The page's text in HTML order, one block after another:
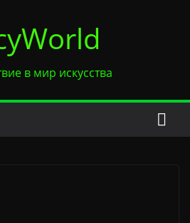
в мир искусства